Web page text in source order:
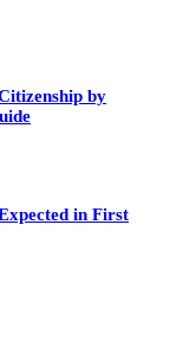
by
in First